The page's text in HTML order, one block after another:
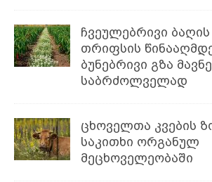
ჩვეულებრივი
თრიფსის
ბუნებრივი გზა
საბრძოლველად
ცხოველთა კვების
საკითხი ორგანულ
მეცხოველეობაში